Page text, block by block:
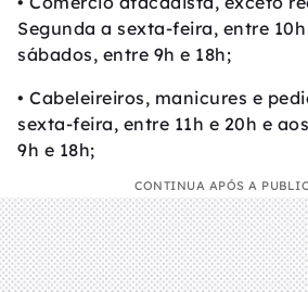
Segunda a sexta-feira, entre 10h
sábados, entre 9h e 18h;
• Cabeleireiros, manicures e
sexta-feira, entre 11h e 20h e
9h e 18h;
CONTINUA APÓS A